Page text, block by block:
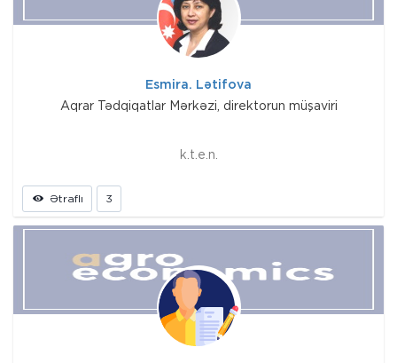
Esmira. Lətifova
Aqrar Tədqiqatlar Mərkəzi, direktorun müşaviri
k.t.e.n.
Ətraflı 3